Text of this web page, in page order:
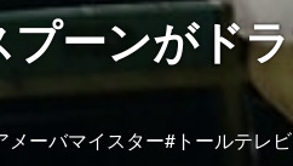
ーンがド
ーバマイスター#トールテレビ